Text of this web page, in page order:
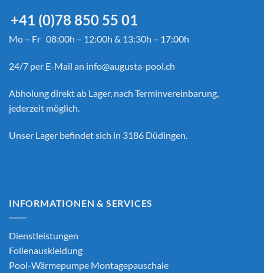
+41 (0)78 850 55 01
Mo – Fr 08:00h – 12:00h & 13:30h – 17:00h
24/7 per E-Mail an info@augusta-pool.ch
Abholung direkt ab Lager, nach Terminvereinbarung,
jederzeit möglich.
Unser Lager befindet sich in 3186 Düdingen.
INFORMATIONEN & SERVICES
Dienstleistungen
Folienauskleidung
Pool-Wärmepumpe Montagepauschale